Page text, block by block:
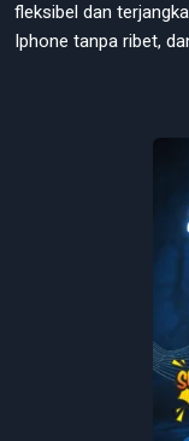
fleksibel dan
Iphone tanpa ribet,